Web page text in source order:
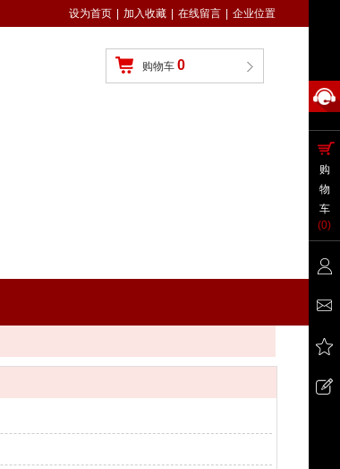
购物车 0
设为首页 加入收藏 在线留言 企业位置
购
物
车
(0)